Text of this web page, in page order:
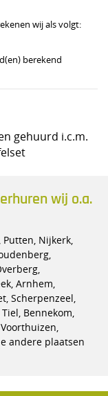
wij als volgt:
berekend
gehuurd i.c.m.
wij o.a.
Putten, Nijkerk,
Arnhem,
Scherpenzeel,
Bennekom,
andere plaatsen